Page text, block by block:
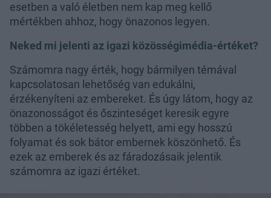
esetben a való életben nem kap meg kellő
mértékben ahhoz, hogy önazonos legyen.
Neked mi jelenti az igazi közösségimédia-értéket?
Számomra nagy érték, hogy bármilyen témával
kapcsolatosan lehetőség van edukálni,
érzékenyíteni az embereket. És úgy látom, hogy az
önazonosságot és őszinteséget keresik egyre
többen a tökéletesség helyett, ami egy hosszú
folyamat és sok bátor embernek köszönhető. És
ezek az emberek és az fáradozásaik jelentik
számomra az igazi értéket.